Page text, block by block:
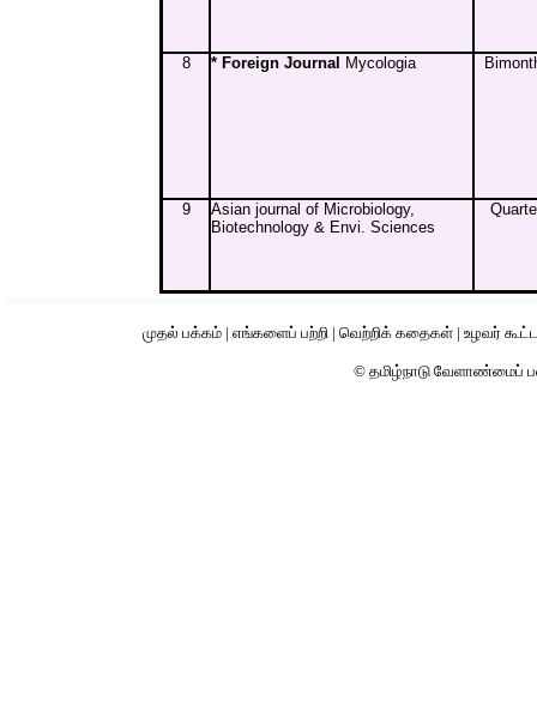
8 * Foreign Journal Mycologia
9
Asian journal of Microbiology,
Biotechnology & Envi. Sciences
முதல் பக்கம் | எங்களைப் பற்றி | வெற்றிக் கதைகள் | உழவர்
© தமிழ்நாடு வேளாண்மைப்